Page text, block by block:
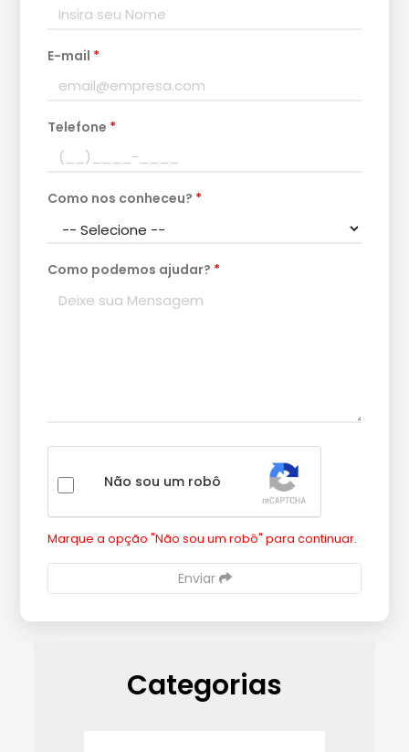
E-mail *
Telefone *
Como nos conheceu? *
Como podemos ajudar? *
Não sou um robô
Marque a opção "Não sou um robô" para continuar.
Enviar
Categorias